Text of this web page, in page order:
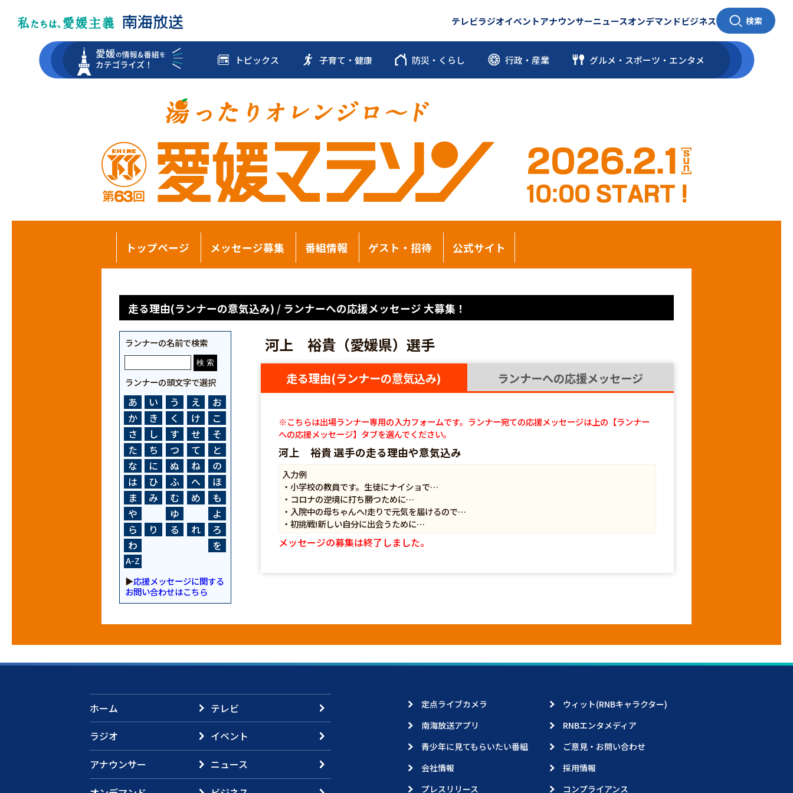
テレビラジオイベントアナウンサーニュースオンデマンドビジネス 検索
トピックス 子育て・健康 防災・くらし 行政・産業 グルメ・スポーツ ・ エンタメ
トップページ メッセージ募集 番組情報 ゲスト・招待 公式サイト
走る理由(ランナーの意気込み) / ランナーへの応援メッセージ 大募集！
ランナーの名前で検索
ランナーの頭文字で選択
あ い う え
お
か
き く け
こ
さ
し す せ
そ
た
ち つ て
と
な
に ぬ ね
の
は
ひ ふ へ
ほ
ま
み む め
も
や
ゆ
よ
ら
り る れ
ろ
わ
を
A-Z
▶応援メッセージに関する
お問い合わせはこちら
河上 裕貴（愛媛県）選手
走る理由(ランナーの意気込み) ランナーへの応援メッセージ
※こちらは出場ランナー専用の入力フォームです。ランナー宛ての応援メッセージは上の【ランナー
への応援メッセージ】タブを選んでください。
河上 裕貴 選手の走る理由や意気込み
入力例
・小学校の教員です。生徒にナイショで…
・コロナの逆境に打ち勝つために…
・入院中の母ちゃんへ!走りで元気を届けるので…
・初挑戦!新しい自分に出会うために…
メッセージの募集は終了しました。
ホーム
テレビ
ラジオ
イベント
アナウンサー
ニュース
定点ライブカメラ
ウィット(RNBキャラクター)
南海放送アプリ
RNBエンタメディア
青少年に見てもらいたい番組
ご意見・お問い合わせ
会社情報
採用情報
プレスリリース
コンプライアンス